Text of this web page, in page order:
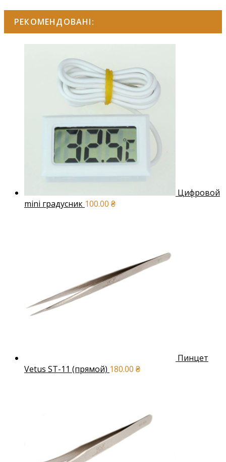
РЕКОМЕНДОВАНІ:
Цифровой
mini градусник 100.00 ₴
Пинцет
Vetus ST-11 (прямой) 180.00 ₴